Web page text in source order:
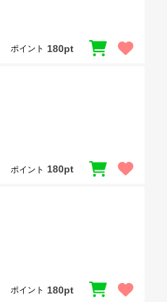
ポイント 180pt
ポイント 180pt
ポイント 180pt